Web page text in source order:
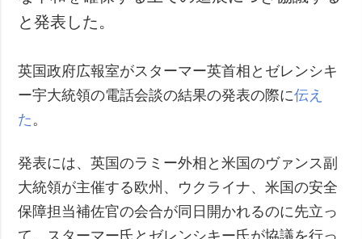
動画
と発表した。
英国政府広報室がスターマー英首相とゼレンシキ
ー宇大統領の電話会談の結果の発表の際に伝え
た 。
発表には、英国のラミー外相と米国のヴァンス副
大統領が主催する欧州、ウクライナ、米国の安全
保障担当補佐官の会合が同日開かれるのに先立っ
て、スターマー氏とゼレンシキー氏が協議を行っ